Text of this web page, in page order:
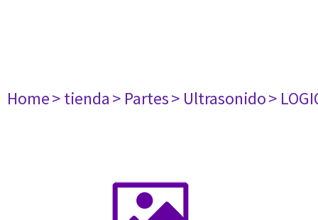
Home> tienda> Partes> Ultrasonido>